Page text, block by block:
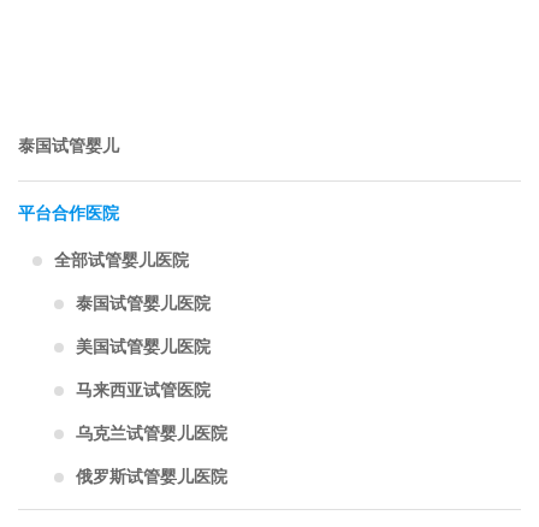
泰国试管婴儿
平台合作医院
全部试管婴儿医院
泰国试管婴儿医院
美国试管婴儿医院
马来西亚试管医院
乌克兰试管婴儿医院
俄罗斯试管婴儿医院